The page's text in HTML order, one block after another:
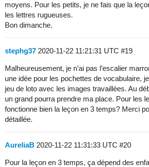
moyens. Pour les petits, je ne fais que la
les lettres rugueuses.
Bon dimanche.
stephg37 2020-11-22 11:21:31 UTC #19
Malheureusement, je n’ai pas l’escalier
une idée pour les pochettes de vocabulaire,
jeu de loto avec les images travaillées. Au
un grand pourra prendre ma place. Pour les
fonctionne bien la leçon en 3 temps? Merci
détaillée.
AureliaB 2020-11-22 11:31:33 UTC #20
Pour la leçon en 3 temps, ça dépend des